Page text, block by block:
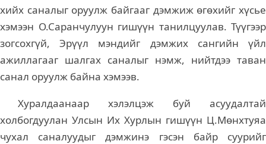
хийх саналыг оруулж байгааг дэмжиж өгөхийг хүсье
хэмээн О.Саранчулуун гишүүн танилцуулав. Түүгээр
зогсохгүй, Эрүүл мэндийг дэмжих сангийн үйл
ажиллагааг шалгах саналыг нэмж, нийтдээ таван
санал оруулж байна хэмээв.
Хуралдаанаар хэлэлцэж буй асуудалтай
холбогдуулан Улсын Их Хурлын гишүүн Ц.Мөнхтуяа
чухал саналуудыг дэмжинэ гэсэн байр суурийг